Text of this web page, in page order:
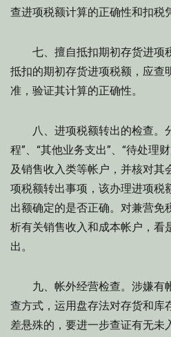
查进项税额计算的正确性和扣税
七、擅自抵扣期初存货进项
抵扣的期初存货进项税额，应查
准，验证其计算的正确性。
八、进项税额转出的检查。分
程”、“其他业务支出”、“待处理
及销售收入类等帐户，并核对其
项税额转出事项，该办理进项税
出额确定的是否正确。对兼营免
析有关销售收入和成本帐户，看
出。
九、帐外经营检查。涉嫌有
查方式，运用盘存法对存货和库
差悬殊的，要进一步查证有无未